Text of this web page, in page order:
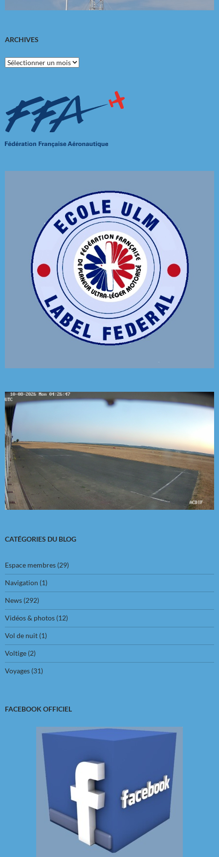
ARCHIVES
Archives
CATÉGORIES DU BLOG
Espace membres (29)
Navigation (1)
News (292)
Vidéos & photos (12)
Vol de nuit (1)
Voltige (2)
Voyages (31)
FACEBOOK OFFICIEL